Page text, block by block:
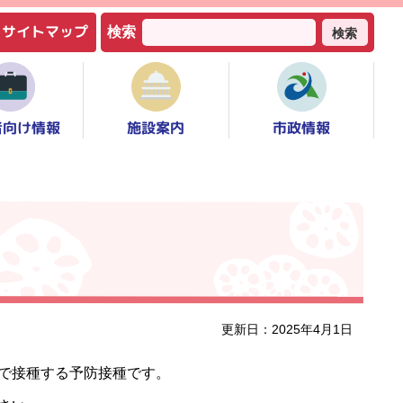
サイトマップ 検索 検索
け情報 施設案内 市政情報
更新日：2025年4月1日
種する予防接種です。